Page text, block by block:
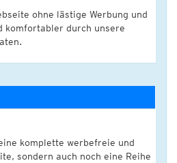
ohne lästige Werbung und
komfortabler durch unsere
komplette werbefreie und
sondern auch noch eine Reihe